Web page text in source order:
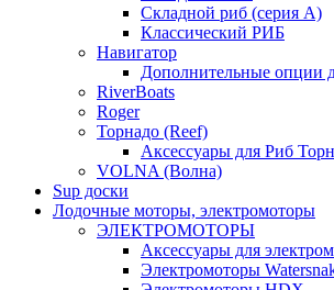
Складной риб (серия А)
Классический РИБ
Навигатор
Дополнительные
RiverBoats
Roger
Торнадо (Reef)
Аксессуары для Риб
VOLNA (Волна)
Sup доски
Лодочные моторы, электромоторы
ЭЛЕКТРОМОТОРЫ
Аксессуары для
Электромоторы